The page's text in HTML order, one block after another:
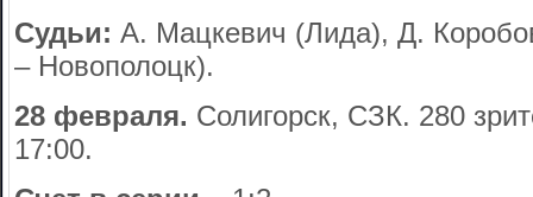
Судьи: А. Мацкевич (Лида), Д.
– Новополоцк).
28 февраля. Солигорск, СЗК. 280
17:00.